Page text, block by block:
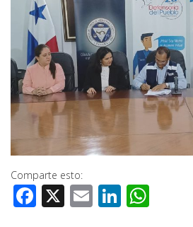
Comparte esto:
Facebook
X EmailLinkedIn